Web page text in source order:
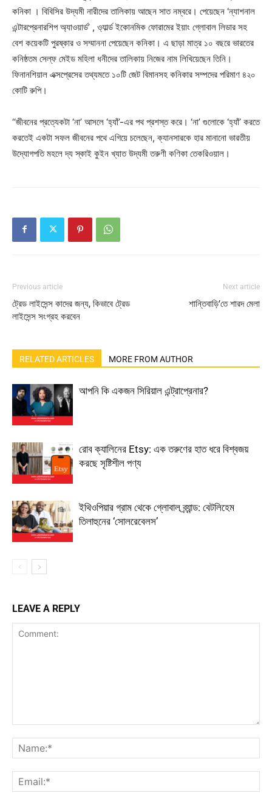
কনিকা । বিবিসির উদ্যমী নারীদের তালিকায় আছেন সাত নম্বরে। পেয়েছেন ‘ন্যাশনাল
এন্টারপ্রেনারশিপ অ্যাওয়ার্ড’ , ও্যার্ল্ড ইকোনমিক ফোরামের ইয়াং গ্লোবাল লিডার সহ
বেশ কয়েকটি পুরষ্কার ও সম্মাননা পেয়েছেন কনিকা। এ ছাড়া মাত্র ১০ বছরে ভারতের
কনিষ্ঠতম সেল্ফ মেইড মহিলা ধনীদের তালিকায় নিজের নাম লিখিয়েছেন তিনি।
ফিনানশিয়াল এক্সপ্রেসের তথ্যমতে ১০টি জেট বিমানসহ কনিকার সম্পদের পরিমাণ ৪২০
কোটি রুপি।
‘‘জীবনের প্রত্যেকটা ‘না’ আসলে ‘হ্যাঁ’-এর পথ প্রশস্ত করে। ‘না’ গুলোকে ‘হ্যাঁ’ করতে
করতেই একটা সফল জীবনের পথে এগিয়ে চলেছেন, ক্যানসারকে হার মানানো ভারতীয়
উদ্যোগপতি মহলে দ্য স্কাই কুইন খ্যাত উদ্যমী তরুণী কণিকা তেকরিওয়াল।
Previous article
ট্রেড লাইসেন্স কাদের জন্য, কিভাবে ট্রেড
লাইসেন্স সংগ্রহ করবেন
Next article
শান্তিবাড়ি’তে শারদ মেলা
RELATED ARTICLES MORE FROM AUTHOR
আপনি কি একজন সিরিয়াল এন্ট্রাপ্রেনার?
রোব ক্যালিনের Etsy: এক তরুণের হাত ধরে বিশ্বজয়
করছে সৃষ্টিশীল পণ্য
ইথিওপিয়ার গ্রাম থেকে গ্লোবাল ব্র্যান্ড: বেটলিহেম
তিলাহুনের ‘সোলরেবেলস’
LEAVE A REPLY